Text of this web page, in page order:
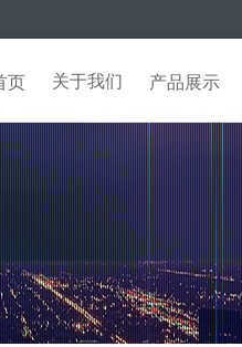
页 关于我们 产品展示